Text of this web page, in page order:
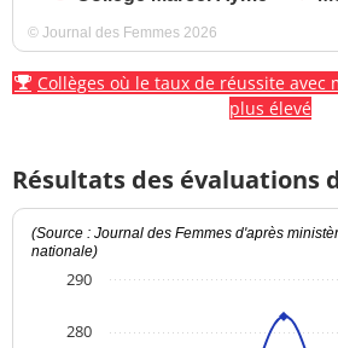
© Journal des Femmes 2026
Collèges où le taux de réussite
plus élevé
Résultats des évaluations
(Source : Journal des Femmes d'après
nationale)
280
290